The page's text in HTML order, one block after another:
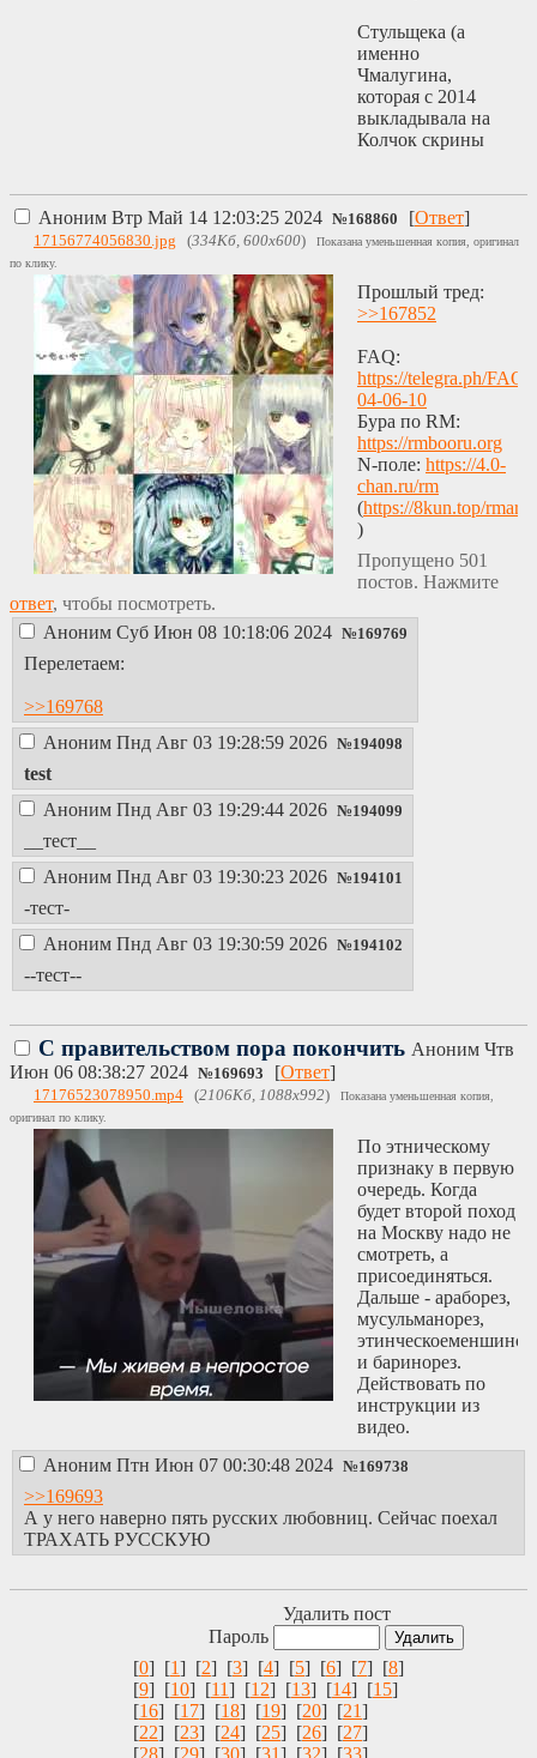
Стульщека (а
именно
Чмалугина,
которая с 2014
выкладывала на
Колчок скрины
ТЕКСТОВИЧОК и
около 7 часов
сосимкосеруну
фразами из него,
Серун делал вид,
что он скрипт и не
замечал этого, но
отвечал ПО-
РАЗНОМУ. Тогда в
конфе Расты
решили
поворошить
архивы 1chan.ru и
нашли старую
кличку
сосимкосеруна,
которую ему дала
Суйка —
«Подтирка» и
«Агрошизик».
сосимкосеруну это
не понравилось. И
«Подтирка» на
Чмалугину. Но
пойти простым
путём. Он взял и
Чмалугина онлайн
на Колчке
практически
круглые сутки и с
радостью
принялась удалять
каждый пост
сосимкосеруна.
Агрошизик же
продолжал и
продолжает до сих
пор форсить, что
«Подтирка» — это
Чмалугина, но все
же кличка
«Подтирка» за ним
в колчесознании.
Аноним Втр Май 14 12:03:25 2024 №168860 [Ответ]
17156774056830.jpg (334Кб, 600x600)
Показана уменьшенная копия, оригинал
по клику.
Прошлый тред:
>>167852
FAQ:
https://telegra.ph/FAQ-
04-06-10
Бура по RM:
https://rmbooru.org
N-поле: https://4.0-
chan.ru/rm
(https://8kun.top/rmart
)
Пропущено 501
постов. Нажмите
ответ, чтобы посмотреть.
Аноним Суб Июн 08 10:18:06 2024 №169769
Перелетаем:
>>169768
Аноним Пнд Авг 03 19:28:59 2026 №194098
test
Аноним Пнд Авг 03 19:29:44 2026 №194099
__тест__
Аноним Пнд Авг 03 19:30:23 2026 №194101
-тест-
Аноним Пнд Авг 03 19:30:59 2026 №194102
--тест--
С правительством пора покончить Аноним Чтв
Июн 06 08:38:27 2024 №169693 [Ответ]
17176523078950.mp4 (2106Кб, 1088x992)
Показана уменьшенная копия,
оригинал по клику.
По этническому
признаку в первую
очередь. Когда
будет второй поход
на Москву надо не
смотреть, а
присоединяться.
Дальше - араборез,
мусульманорез,
и баринорез.
Действовать по
инструкции из
видео.
Аноним Птн Июн 07 00:30:48 2024 №169738
>>169693
А у него наверно пять русских любовниц. Сейчас поехал
ТРАХАТЬ РУССКУЮ
Удалить пост
Пароль
[0] [1] [2] [3] [4] [5] [6] [7] [8]
[9] [10] [11] [12] [13] [14] [15]
[16] [17] [18] [19] [20] [21]
[22] [23] [24] [25] [26] [27]
[28] [29] [30] [31] [32] [33]